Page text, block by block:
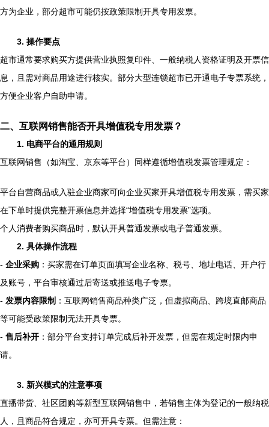
方为企业，部分超市可能仍按政策限制开具专用发票。
3. 操作要点
超市通常要求购买方提供营业执照复印件、一般纳税人资格证明及开票信
息，且需对商品用途进行核实。部分大型连锁超市已开通电子专票系统，
方便企业客户自助申请。
二、互联网销售能否开具增值税专用发票？
1. 电商平台的通用规则
互联网销售（如淘宝、京东等平台）同样遵循增值税发票管理规定：
平台自营商品或入驻企业商家可向企业买家开具增值税专用发票，需买家
在下单时提供完整开票信息并选择“增值税专用发票”选项。
个人消费者购买商品时，默认开具普通发票或电子普通发票。
2. 具体操作流程
- 企业采购 ：买家需在订单页面填写企业名称、税号、地址电话、开户行
及账号，平台审核通过后寄送或推送电子专票。
- 发票内容限制 ：互联网销售商品种类广泛，但虚拟商品、跨境直邮商品
等可能受政策限制无法开具专票。
- 售后补开 ：部分平台支持订单完成后补开发票，但需在规定时限内申
请。
3. 新兴模式的注意事项
直播带货、社区团购等新型互联网销售中，若销售主体为登记的一般纳税
人，且商品符合规定，亦可开具专票。但需注意：